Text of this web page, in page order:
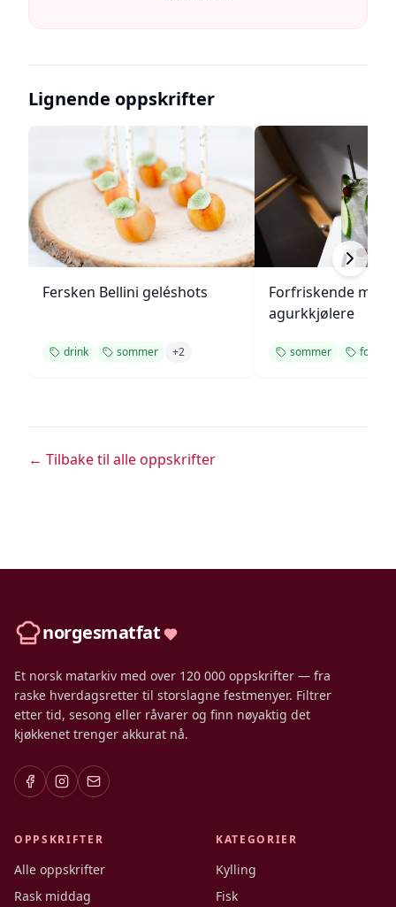
Lignende oppskrifter
Fersken Bellini geléshots
drink sommer +2
Forfriskende
agurkkjølere
sommer
← Tilbake til alle oppskrifter
norgesmatfat
Et norsk matarkiv med over 120 000 oppskrifter — fra
raske hverdagsretter til storslagne festmenyer. Filtrer
etter tid, sesong eller råvarer og finn nøyaktig det
kjøkkenet trenger akkurat nå.
OPPSKRIFTER
Alle oppskrifter
Rask middag
KATEGORIER
Kylling
Fisk